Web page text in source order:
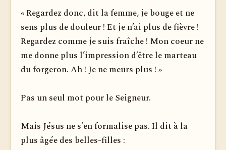
« Regardez donc, dit la femme, je bouge et ne
sens plus de douleur ! Et je n’ai plus de fièvre !
Regardez comme je suis fraîche ! Mon coeur ne
me donne plus l’impression d’être le marteau
du forgeron. Ah ! Je ne meurs plus ! »
Pas un seul mot pour le Seigneur.
Mais Jésus ne s'en formalise pas. Il dit à la
plus âgée des belles-filles :